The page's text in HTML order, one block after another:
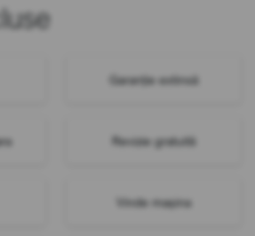
Garanție extinsă
Revizie gratuită
Vinde mașina